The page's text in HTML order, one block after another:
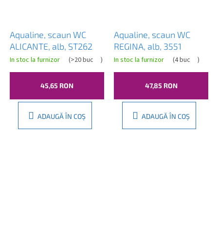
Aqualine, scaun WC
ALICANTE, alb, ST262
In stoc la furnizor (>20 buc )
45,65 RON
ADAUGĂ ÎN COŞ
Aqualine, scaun WC
REGINA, alb, 3551
In stoc la furnizor (4 buc )
47,85 RON
ADAUGĂ ÎN COŞ